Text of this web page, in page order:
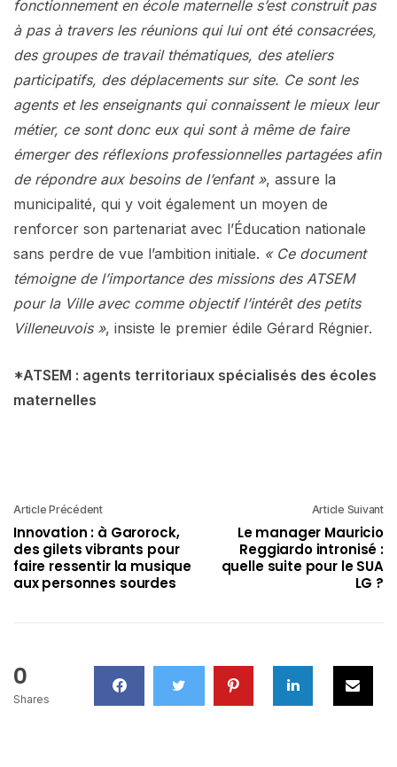
fonctionnement en école maternelle s’est construit pas
à pas à travers les réunions qui lui ont été consacrées,
des groupes de travail thématiques, des ateliers
participatifs, des déplacements sur site. Ce sont les
agents et les enseignants qui connaissent le mieux leur
métier, ce sont donc eux qui sont à même de faire
émerger des réflexions professionnelles partagées afin
de répondre aux besoins de l’enfant », assure la
municipalité, qui y voit également un moyen de
renforcer son partenariat avec l’Éducation nationale
sans perdre de vue l’ambition initiale. « Ce document
témoigne de l’importance des missions des ATSEM
pour la Ville avec comme objectif l’intérêt des petits
Villeneuvois », insiste le premier édile Gérard Régnier.
*ATSEM : agents territoriaux spécialisés des écoles
maternelles
Article Précédent
Innovation : à Garorock,
des gilets vibrants pour
faire ressentir la musique
aux personnes sourdes
Article Suivant
Le manager Mauricio
Reggiardo intronisé :
quelle suite pour le SUA
LG ?
0
Shares